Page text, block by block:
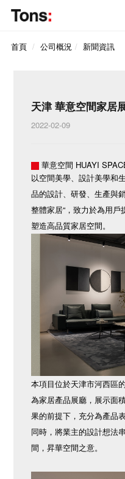
首頁 公司概況 新聞資訊
天津 華意空間家居
2022-02-09
華意空間 HUAYI
以空間美學、設計美學和
品的設計、研發、生產與
整體家居“，致力於為用戶
塑造高品質家居空間。
本項目位於天津市河西區
為家居產品展廳，展示面
果的前提下，充分為產品
同時，將業主的設計想法
間，昇華空間之意。